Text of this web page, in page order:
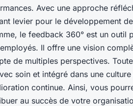
Avec une approche
levier pour le développement
le feedback 360° est un outil
Il offre une vision
de multiples perspectives.
soin et intégré dans une
continue. Ainsi, vous
au succès de votre